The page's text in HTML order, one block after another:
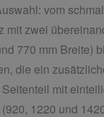
vom
mit zwei
770 mm Breite)
die ein
mit
1220 und